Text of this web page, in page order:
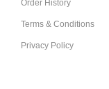
Order History
Terms & Conditions
Privacy Policy